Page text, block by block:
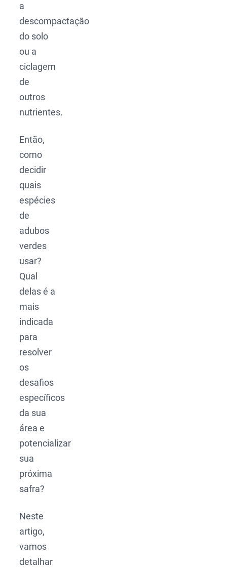
a
descompactação
do solo
ou a
ciclagem
de
outros
nutrientes.
Então,
como
decidir
quais
espécies
de
adubos
verdes
usar?
Qual
delas é a
mais
indicada
para
resolver
os
desafios
específicos
da sua
área e
potencializar
sua
próxima
safra?
Neste
artigo,
vamos
detalhar